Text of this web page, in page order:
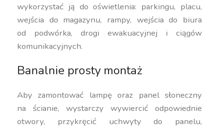
wykorzystać ją do oświetlenia: parkingu, placu,
wejścia do magazynu, rampy, wejścia do biura
od podwórka, drogi ewakuacyjnej i ciągów
komunikacyjnych.
Banalnie prosty montaż
Aby zamontować lampę oraz panel słoneczny
na ścianie, wystarczy wywiercić odpowiednie
otwory, przykręcić uchwyty do panelu,